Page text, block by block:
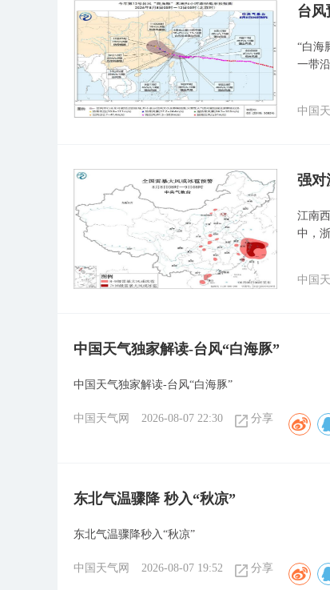
台风
“白海
一带
中国
强对
江南
中，
中国
中国天气独家解读-台风“白海豚”
中国天气独家解读-台风“白海豚”
中国天气网 2026-08-07 22:30 分享
东北气温骤降 秒入“秋凉”
东北气温骤降秒入“秋凉”
中国天气网 2026-08-07 19:52 分享